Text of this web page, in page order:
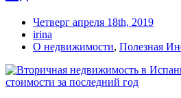
Четверг апреля 18th, 2019
irina
О недвижимости, Полезная